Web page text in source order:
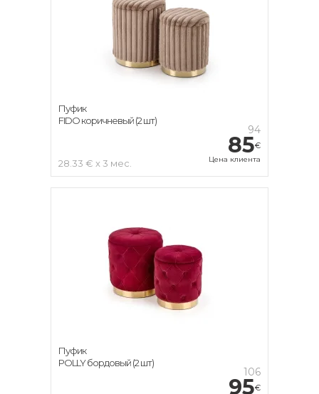
94
85€
Цена клиента
28.33 € x 3 мес.
Пуфик
FIDO коричневый (2 шт)
106
95€
Пуфик
POLLY бордовый (2 шт)